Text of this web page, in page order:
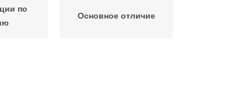
по
Основное отличие